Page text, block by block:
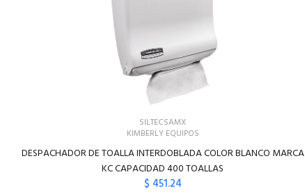
SILTECSAMX
KIMBERLY EQUIPOS
DESPACHADOR DE TOALLA INTERDOBLADA COLOR BLANCO MARCA
KC CAPACIDAD 400 TOALLAS
$ 451.24